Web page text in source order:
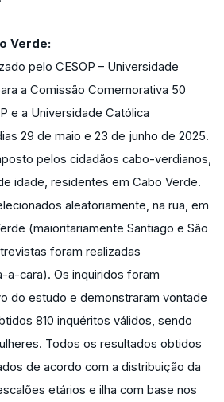
Verde:
pelo CESOP – Universidade
a Comissão Comemorativa 50
e a Universidade Católica
29 de maio e 23 de junho de 2025.
pelos cidadãos cabo-verdianos,
idade, residentes em Cabo Verde.
aleatoriamente, na rua, em
(maioritariamente Santiago e São
foram realizadas
a-cara). Os inquiridos foram
do estudo e demonstraram vontade
810 inquéritos válidos, sendo
Todos os resultados obtidos
de acordo com a distribuição da
etários e ilha com base nos